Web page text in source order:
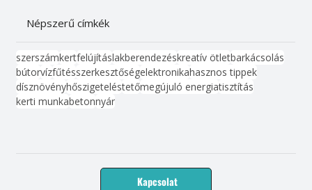
Népszerű címkék
szerszámkertfelújításlakberendezéskreatív ötletbarkácsolás
bútorvízfűtésszerkesztőségelektronikahasznos tippek
dísznövényhőszigeteléstetőmegújuló energiatisztítás
kerti munkabetonnyár
Kapcsolat